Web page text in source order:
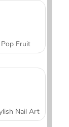
Pop Fruit
Nail Art